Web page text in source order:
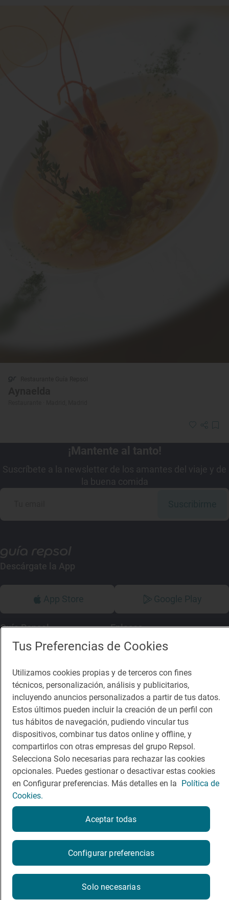
¡Mantente al tanto!
Suscríbete a la newsletter de los amantes del viaje y de
la buena comida
Descárgate la App
App Store Google Play
Guía Repsol
Comer
Viajar
Dormir
Enlaces
Contacto
Sala de prensa
Canal de ética
Política de privacidad Política de cookies Nota legal
Condiciones del servicio
© Repsol S.A. 2000- 2026
Tus Preferencias de Cookies
Utilizamos cookies propias y de terceros con fines
técnicos, personalización, análisis y publicitarios,
incluyendo anuncios personalizados a partir de tus datos.
Estos últimos pueden incluir la creación de un perfil con
tus hábitos de navegación, pudiendo vincular tus
dispositivos, combinar tus datos online y offline, y
compartirlos con otras empresas del grupo Repsol.
Selecciona Solo necesarias para rechazar las cookies
opcionales. Puedes gestionar o desactivar estas cookies
en Configurar preferencias. Más detalles en la Política de
Cookies.
Configurar preferencias
Solo necesarias
Aceptar todas